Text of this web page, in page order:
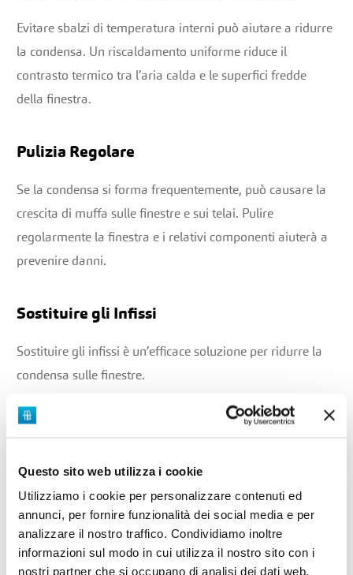
Questo sito web utilizza i cookie
Utilizziamo i cookie per personalizzare contenuti ed
annunci, per fornire funzionalità dei social media e per
analizzare il nostro traffico. Condividiamo inoltre
informazioni sul modo in cui utilizza il nostro sito con i
nostri partner che si occupano di analisi dei dati web,
Evitare sbalzi di temperatura interni può aiutare a ridurre
la condensa. Un riscaldamento uniforme riduce il
contrasto termico tra l’aria calda e le superfici fredde
della finestra.
Pulizia Regolare
Se la condensa si forma frequentemente, può causare la
crescita di muffa sulle finestre e sui telai. Pulire
regolarmente la finestra e i relativi componenti aiuterà a
prevenire danni.
Sostituire gli Infissi
Sostituire gli infissi è un’efficace soluzione per ridurre la
condensa sulle finestre.
migliorano l’isolamento termico, riducendo il contrasto
abbattimento della dispersione di calore limita la
formazione di condensa, che si verifica quando l’umidità
nell’aria incontra una superficie fredda.
Inoltre,nuovi infissioffrono unamigliore tenuta d’aria